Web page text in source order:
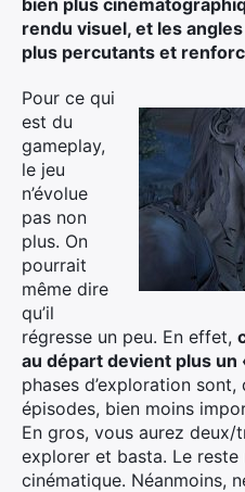
bien plus
rendu visuel, et les
plus percutants et
Pour ce qui
est du
gameplay,
le jeu
n’évolue
pas non
plus. On
pourrait
même dire
qu’il
régresse un peu. En effet,
au départ devient plus un
phases d’exploration
épisodes, bien moins
En gros, vous aurez
explorer et basta. Le reste
cinématique. Néanmoins,
Rechercher
: